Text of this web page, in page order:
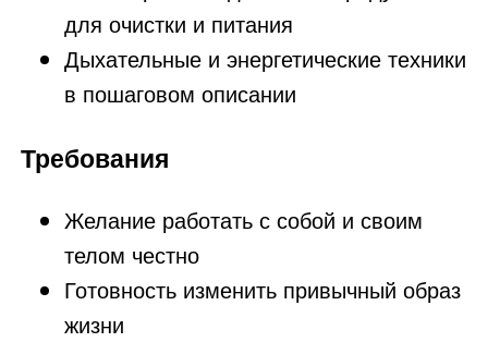
для очистки и питания
Дыхательные и энергетические техники
в пошаговом описании
Требования
Желание работать с собой и своим
телом честно
Готовность изменить привычный образ
жизни